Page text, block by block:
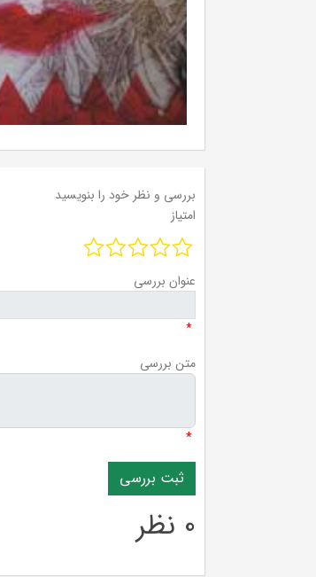
بررسی و نظر خود را بنویسید
امتیاز
عنوان بررسی
*
متن بررسی
*
0 نظر